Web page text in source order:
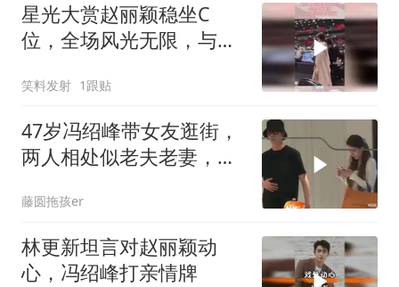
星光大赏赵丽颖稳坐C
位，全场风光无限，与前
笑料发射 1跟贴
47岁冯绍峰带女友逛街，
两人相处似老夫老妻，女
藤圆拖孩er
林更新坦言对赵丽颖动
心，冯绍峰打亲情牌